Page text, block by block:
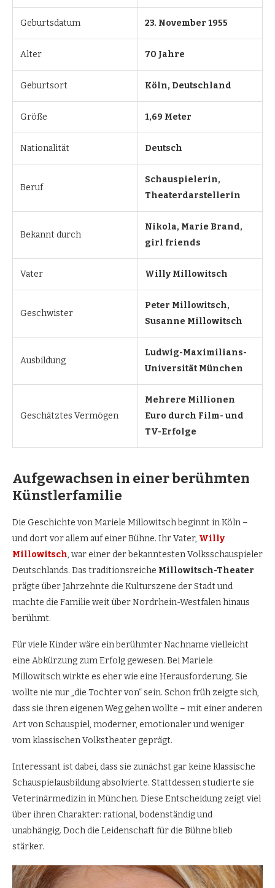
Geburtsdatum 23. November 1955
Alter 70 Jahre
Geburtsort Köln, Deutschland
Größe 1,69 Meter
Nationalität Deutsch
Beruf
Schauspielerin,
Theaterdarstellerin
Bekannt durch
Nikola, Marie Brand,
girl friends
Vater Willy Millowitsch
Geschwister
Peter Millowitsch,
Susanne Millowitsch
Ausbildung
Ludwig-Maximilians-
Universität München
Geschätztes Vermögen
Mehrere Millionen
Euro durch Film- und
TV-Erfolge
Aufgewachsen in einer berühmten
Künstlerfamilie
Die Geschichte von Mariele Millowitsch beginnt in Köln –
und dort vor allem auf einer Bühne. Ihr Vater, Willy
Millowitsch, war einer der bekanntesten Volksschauspieler
Deutschlands. Das traditionsreiche Millowitsch-Theater
prägte über Jahrzehnte die Kulturszene der Stadt und
machte die Familie weit über Nordrhein-Westfalen hinaus
berühmt.
Für viele Kinder wäre ein berühmter Nachname vielleicht
eine Abkürzung zum Erfolg gewesen. Bei Mariele
Millowitsch wirkte es eher wie eine Herausforderung. Sie
wollte nie nur „die Tochter von“ sein. Schon früh zeigte sich,
dass sie ihren eigenen Weg gehen wollte – mit einer anderen
Art von Schauspiel, moderner, emotionaler und weniger
vom klassischen Volkstheater geprägt.
Interessant ist dabei, dass sie zunächst gar keine klassische
Schauspielausbildung absolvierte. Stattdessen studierte sie
Veterinärmedizin in München. Diese Entscheidung zeigt viel
über ihren Charakter: rational, bodenständig und
unabhängig. Doch die Leidenschaft für die Bühne blieb
stärker.